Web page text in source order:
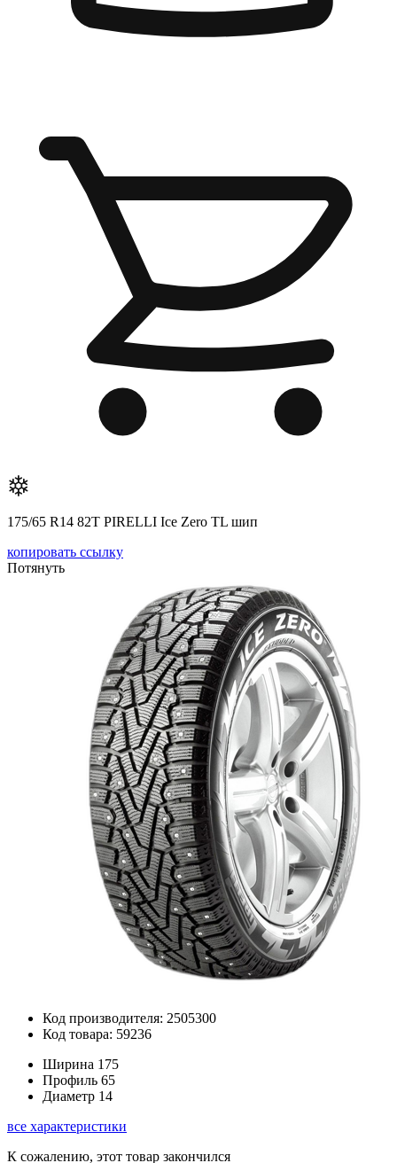
175/65 R14 82T PIRELLI Ice Zero TL шип
копировать ссылку
Потянуть
Код производителя: 2505300
Код товара: 59236
Ширина 175
Профиль 65
Диаметр 14
все характеристики
К сожалению, этот товар закончился